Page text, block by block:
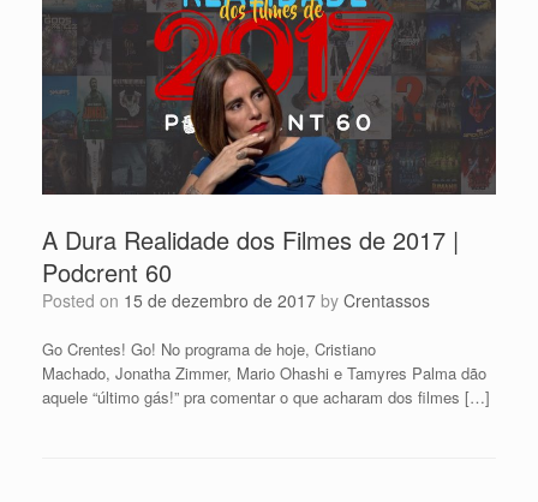
A Dura Realidade dos Filmes de 2017 |
Podcrent 60
Posted on 15 de dezembro de 2017 by Crentassos
Go Crentes! Go! No programa de hoje, Cristiano
Machado, Jonatha Zimmer, Mario Ohashi e Tamyres Palma dão
aquele “último gás!” pra comentar o que acharam dos filmes […]